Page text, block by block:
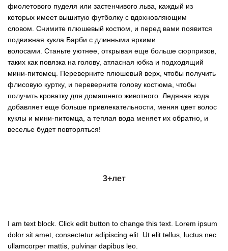
фиолетового пуделя или застенчивого льва, каждый из
которых имеет вышитую футболку с вдохновляющим
словом. Снимите плюшевый костюм, и перед вами появится
подвижная кукла Барби с длинными яркими
волосами. Станьте уютнее, открывая еще больше сюрпризов,
таких как повязка на голову, атласная юбка и подходящий
мини-питомец. Переверните плюшевый верх, чтобы получить
флисовую куртку, и переверните голову костюма, чтобы
получить кроватку для домашнего животного. Ледяная вода
добавляет еще больше привлекательности, меняя цвет волос
куклы и мини-питомца, а теплая вода меняет их обратно, и
веселье будет повторяться!
3+лет
I am text block. Click edit button to change this text. Lorem ipsum
dolor sit amet, consectetur adipiscing elit. Ut elit tellus, luctus nec
ullamcorper mattis, pulvinar dapibus leo.